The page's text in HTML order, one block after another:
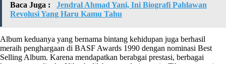
Baca Juga :
Jendral Ahmad Yani, Ini Biografi Pahlawan
Revolusi Yang Haru Kamu Tahu
Album keduanya yang bernama bintang kehidupan juga berhasil
meraih penghargaan di BASF Awards 1990 dengan nominasi Best
Selling Album. Karena mendapatkan berabgai prestasi, berbagai